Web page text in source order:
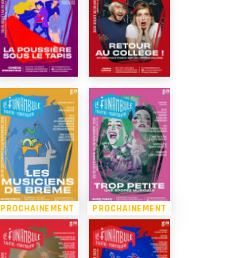
PROCHAINEMENT PROCHAINEMENT